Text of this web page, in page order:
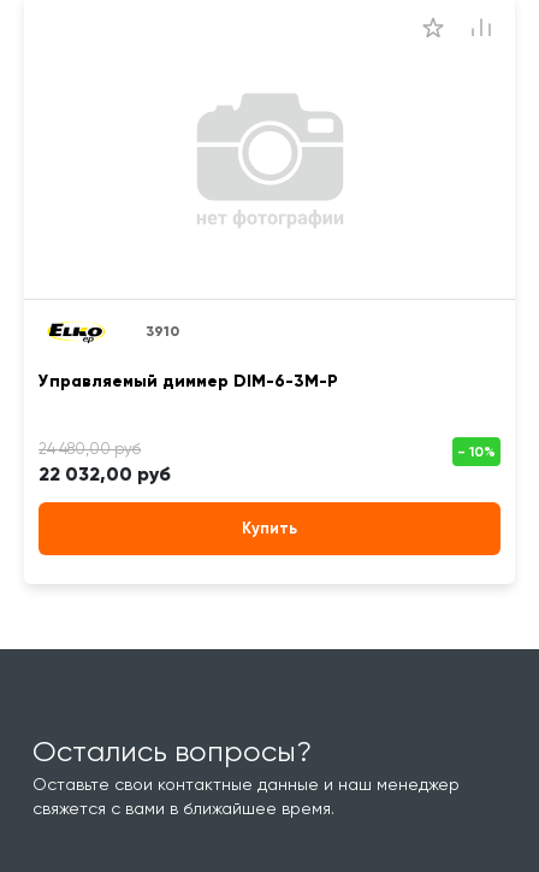
3910
Управляемый диммер DIM-6-3M-P
22 032,00 руб
Купить
Остались вопросы?
Оставьте свои контактные данные и наш менеджер
свяжется с вами в ближайшее время.